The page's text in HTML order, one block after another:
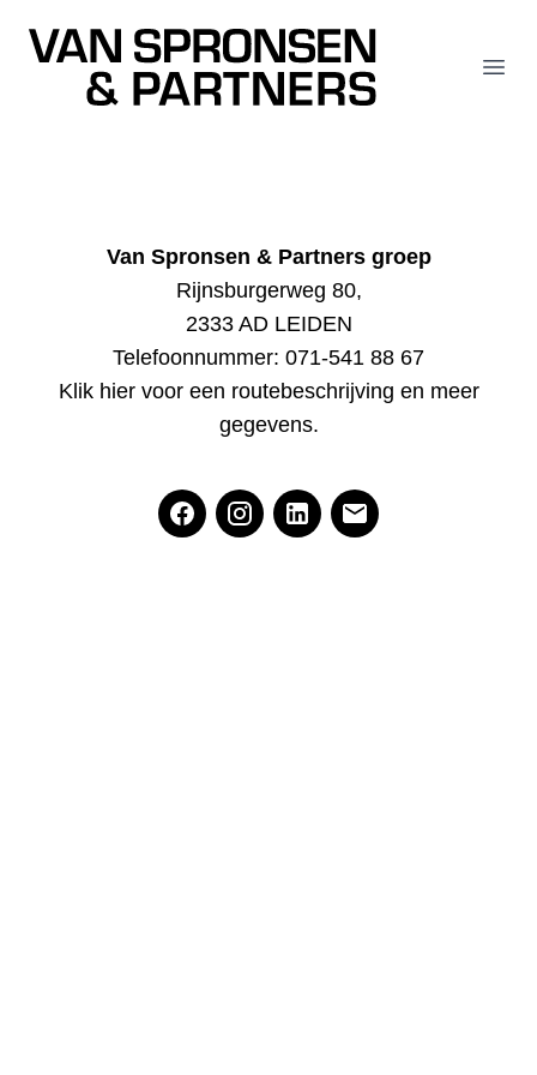
Van Spronsen & Partners
Van Spronsen & Partners groep
Rijnsburgerweg 80,
2333 AD LEIDEN
Telefoonnummer: 071-541 88 67
Klik hier voor een routebeschrijving en meer
gegevens.